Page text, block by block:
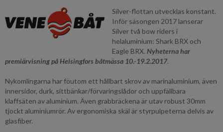
Silver-flottan utvecklas konstant.
Inför säsongen 2017 lanserar
Silver två bow riders i
helaluminium: Shark BRX och
Eagle BRX. Nyheterna har
premiärvisning på Helsingfors båtmässa 10.-19.2.2017.
Nykomlingarna har föutom ett hållbart skrov av marinaluminium, även
innersidor, durk, sittbänkar/förvaringslådor och uppfällbara
klaffsäten av aluminium. Även grabbräckena är utav robust 30mm
tjockt aluminiumrör. Av ergonomiska skäl är styrpulpeterna delvis av
glasfiber.